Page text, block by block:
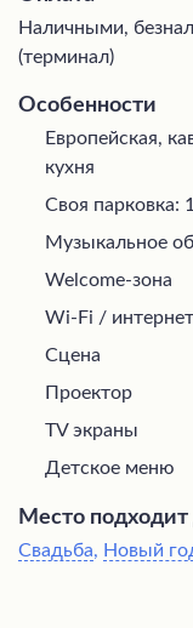
Наличными,
(терминал)
Особенности
Европейская,
кухня
Своя парковка:
Музыкальное
Welcome-зона
Wi-Fi / интернет
Сцена
Проектор
TV экраны
Детское меню
Место
Свадьба, Новый